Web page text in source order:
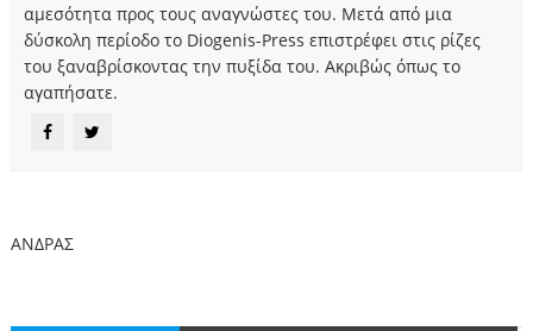
αμεσότητα προς τους αναγνώστες του. Μετά από μια
δύσκολη περίοδο το Diogenis-Press επιστρέφει στις ρίζες
του ξαναβρίσκοντας την πυξίδα του. Ακριβώς όπως το
αγαπήσατε.
ΑΝΔΡΑΣ